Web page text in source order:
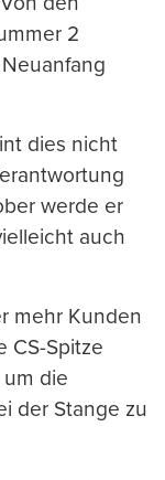
2
dies nicht
werde er
auch
mehr Kunden
CS-Spitze
die
der Stange zu